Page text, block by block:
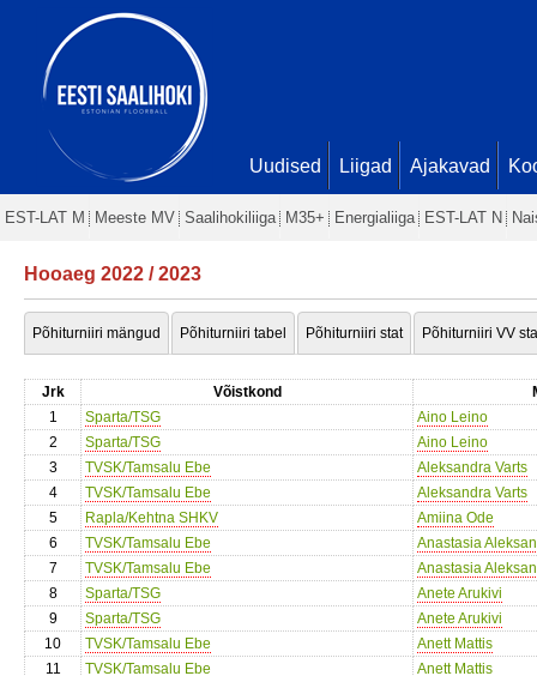
Uudised Liigad Ajakavad
EST-LAT M Meeste MV Saalihokiliiga M35+ Energialiiga EST-LAT N
Hooaeg 2022 / 2023
Põhiturniiri mängud Põhiturniiri tabel Põhiturniiri stat Põhiturniiri VV
Jrk Võistkond
1
Sparta/TSG
Aino Leino
2
Sparta/TSG
Aino Leino
3
TVSK/Tamsalu Ebe
Aleksandra Varts
4
TVSK/Tamsalu Ebe
Aleksandra Varts
5
Rapla/Kehtna SHKV
Amiina Ode
6
TVSK/Tamsalu Ebe
Anastasia
7
TVSK/Tamsalu Ebe
Anastasia
8
Sparta/TSG
Anete Arukivi
9
Sparta/TSG
Anete Arukivi
10
TVSK/Tamsalu Ebe
Anett Mattis
11
TVSK/Tamsalu Ebe
Anett Mattis